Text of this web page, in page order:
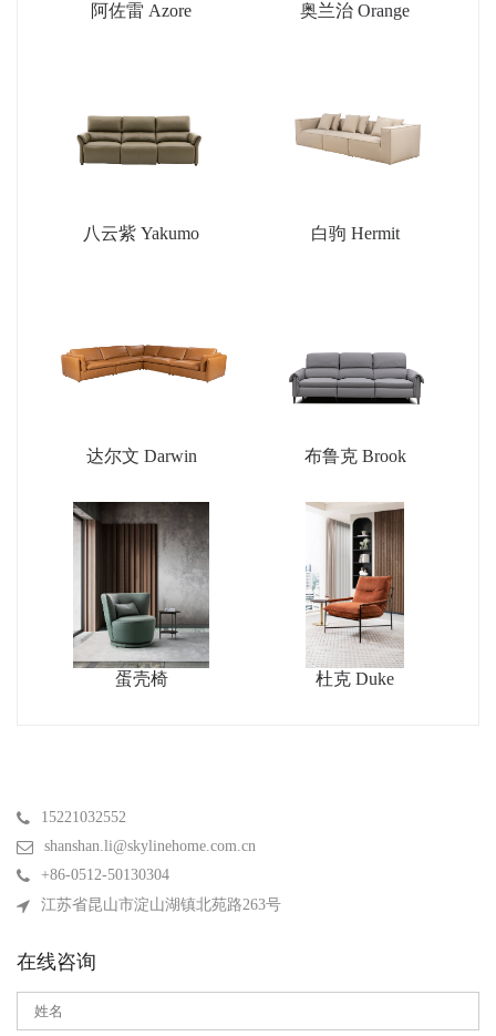
阿佐雷 Azore 奥兰治 Orange
八云紫 Yakumo 白驹 Hermit
达尔文 Darwin 布鲁克 Brook
蛋壳椅 杜克 Duke
在线咨询
15221032552
shanshan.li@skylinehome.com.cn
+86-0512-50130304
江苏省昆山市淀山湖镇北苑路263号